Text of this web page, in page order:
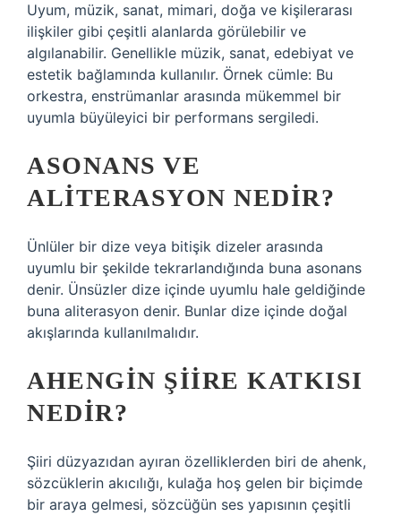
Uyum, müzik, sanat, mimari, doğa ve kişilerarası
ilişkiler gibi çeşitli alanlarda görülebilir ve
algılanabilir. Genellikle müzik, sanat, edebiyat ve
estetik bağlamında kullanılır. Örnek cümle: Bu
orkestra, enstrümanlar arasında mükemmel bir
uyumla büyüleyici bir performans sergiledi.
ASONANS VE
ALITERASYON NEDIR?
Ünlüler bir dize veya bitişik dizeler arasında
uyumlu bir şekilde tekrarlandığında buna asonans
denir. Ünsüzler dize içinde uyumlu hale geldiğinde
buna aliterasyon denir. Bunlar dize içinde doğal
akışlarında kullanılmalıdır.
AHENGIN ŞIIRE KATKISI
NEDIR?
Şiiri düzyazıdan ayıran özelliklerden biri de ahenk,
sözcüklerin akıcılığı, kulağa hoş gelen bir biçimde
bir araya gelmesi, sözcüğün ses yapısının çeşitli